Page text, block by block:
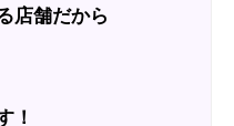
店舗だから
！